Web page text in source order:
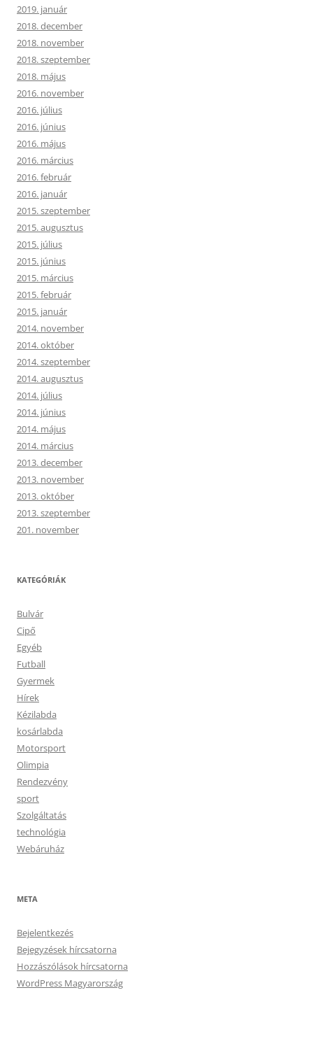
2019. január
2018. december
2018. november
2018. szeptember
2018. május
2016. november
2016. július
2016. június
2016. május
2016. március
2016. február
2016. január
2015. szeptember
2015. augusztus
2015. július
2015. június
2015. március
2015. február
2015. január
2014. november
2014. október
2014. szeptember
2014. augusztus
2014. július
2014. június
2014. május
2014. március
2013. december
2013. november
2013. október
2013. szeptember
201. november
KATEGÓRIÁK
Bulvár
Cipő
Egyéb
Futball
Gyermek
Hírek
Kézilabda
kosárlabda
Motorsport
Olimpia
Rendezvény
sport
Szolgáltatás
technológia
Webáruház
META
Bejelentkezés
Bejegyzések hírcsatorna
Hozzászólások hírcsatorna
WordPress Magyarország